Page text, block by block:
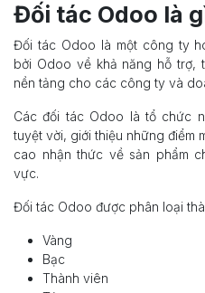
Đối tác Odoo là
Đối tác Odoo là một công ty
bởi Odoo về khả năng hỗ trợ,
nền tảng cho các công ty và
Các đối tác Odoo là tổ chức
tuyệt vời, giới thiệu những điểm
cao nhận thức về sản phẩm
vực.
Đối tác Odoo được phân loại
Vàng
Bạc
Thành viên